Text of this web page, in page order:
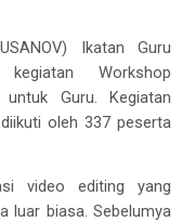
Ikatan Guru
kegiatan Workshop
untuk Guru. Kegiatan
oleh 337 peserta
video editing yang
luar biasa. Sebelumya